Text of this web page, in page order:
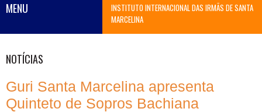
INSTITUTO INTERNACIONAL DAS IRMÃS DE SANTA
MARCELINA
MENU
NOTÍCIAS
Guri Santa Marcelina apresenta
Quinteto de Sopros Bachiana